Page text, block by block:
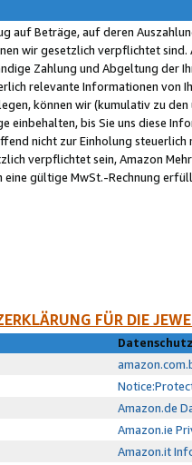
auf Beträge, auf deren
wir gesetzlich verpflichtet
Zahlung und Abgeltung der
relevante Informationen von
können wir (kumulativ zu
einbehalten, bis Sie uns diese
nicht zur Einholung
verpflichtet sein, Amazon
eine gültige MwSt.-Rechnung
FÜR DIE
Amazon.de
Amazon.ie
Amazon.it